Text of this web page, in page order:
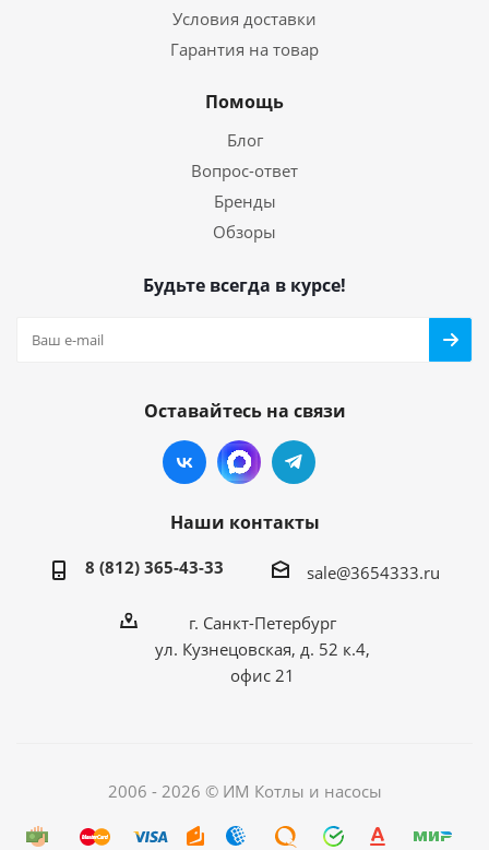
Условия доставки
Гарантия на товар
Помощь
Блог
Вопрос-ответ
Бренды
Обзоры
Будьте всегда в курсе!
Оставайтесь на связи
Наши контакты
8 (812) 365-43-33 sale@3654333.ru
г. Санкт-Петербург
ул. Кузнецовская, д. 52 к.4,
офис 21
2006 - 2026 © ИМ Котлы и насосы